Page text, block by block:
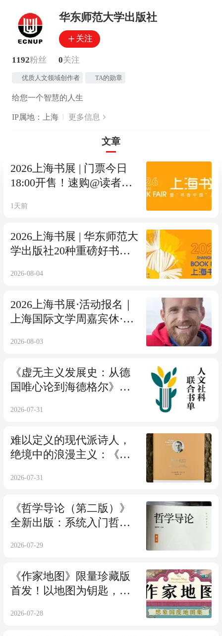
华东师范大学出版社
关注
1192粉丝 0关注
优质人文领域创作者 TA的勋章
给您一个智慧的人生
IP属地：上海 更多信息
文章
2026上海书展 | 门票今日
18:00开售！速购@读者朋
1天前
2026上海书展 | 华东师范大
学出版社20种重磅好书抢
2026-08-04
2026上海书展·活动报名｜
上海国际文学周嘉宾休·刘
2026-08-03
《虚无主义发展史：从德
国唯心论到海德格尔》入
年7月·第124期
2026-07-31
难以定义的现代派诗人，
绝境中的浪漫主义：《李
选》正式出版
2026-07-31
《哲学导论（第二版）》
全新出版：系统入门哲学
2026-07-29
《作家地图》限量珍藏版
首发！以地图为钥匙，走
2026-07-28